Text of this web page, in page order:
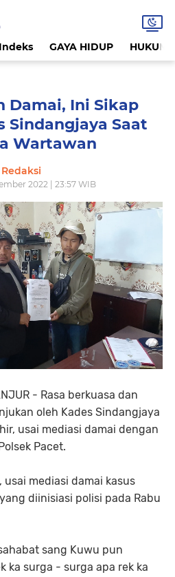
Indeks GAYA HIDUP HUKUM
Damai, Ini Sikap
Sindangjaya Saat
Wartawan
Redaksi
2022 | 23:57 WIB
- Rasa berkuasa dan
oleh Kades Sindangjaya
usai mediasi damai dengan
Pacet.
mediasi damai kasus
diinisiasi polisi pada Rabu
sang Kuwu pun
ka surga - surga apa rek ka